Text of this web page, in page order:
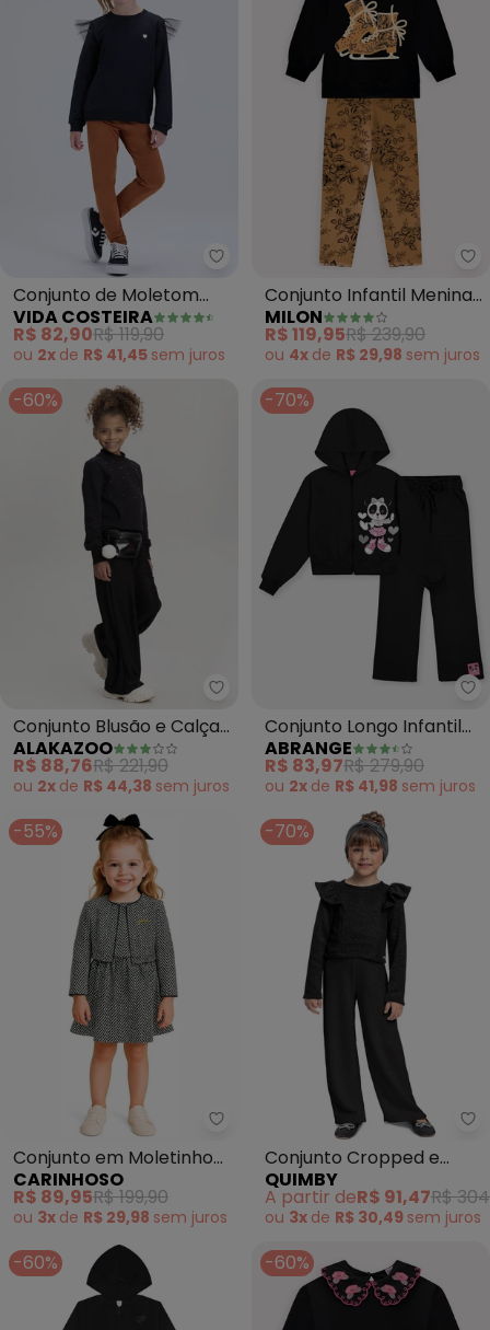
Vida Costeira - Conjunto de
Conjunto de Moletom
com Babado em Tule
(Preto)
VIDA COSTEIRA
R$ 82,90R$ 119,90
ou 2x de R$ 41,45 sem juros
Conjunto Infantil Menina
Bordado (Preto)
MILON
R$ 119,95R$ 239,90
ou 4x de R$ 29,98 sem juros
-60%
Alakazoo - Conjunto Blusão e
Conjunto Blusão e Calça
em Malha Lurex (Preto)
ALAKAZOO
R$ 88,76R$ 221,90
ou 2x de R$ 44,38 sem juros
-70%
Conjunto Longo Infantil
Menina Panda Lover
(Preto)
ABRANGE
R$ 83,97R$ 279,90
ou 2x de R$ 41,98 sem juros
-55%
Carinhoso - Conjunto em
Conjunto em Moletinho
Texturizado (Preto)
CARINHOSO
R$ 89,95R$ 199,90
ou 3x de R$ 29,98 sem juros
-70%
Conjunto Cropped e
Calça Wide Leg (Preto)
QUIMBY
A partir deR$ 91,47R$
ou 3x de R$ 30,49 sem juros
-60% -60%